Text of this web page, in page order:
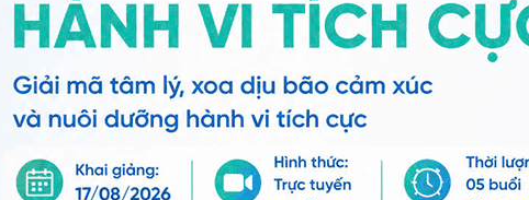
không cần thiết, hãy nhấn mạnh rằng người lạ không
người mà trẻ không biết.
có thể tin tưởng
có thể tin tưởng
. Ngoài cha và mẹ, hãy đưa ra ví dụ
để được giúp đỡ, ví dụ như một phụ huynh, một giáo viên,